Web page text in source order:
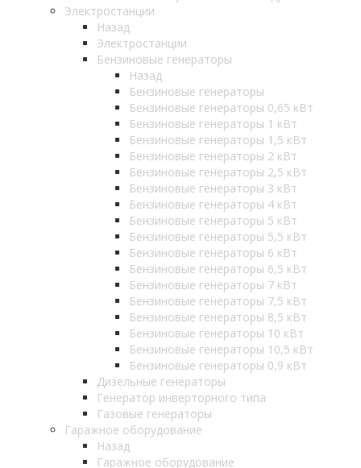
Электростанции
Назад
Электростанции
Бензиновые генераторы
Назад
Бензиновые генераторы
Бензиновые генераторы 0,65 кВт
Бензиновые генераторы 1 кВт
Бензиновые генераторы 1,5 кВт
Бензиновые генераторы 2 кВт
Бензиновые генераторы 2,5 кВт
Бензиновые генераторы 3 кВт
Бензиновые генераторы 4 кВт
Бензиновые генераторы 5 кВт
Бензиновые генераторы 5,5 кВт
Бензиновые генераторы 6 кВт
Бензиновые генераторы 6,5 кВт
Бензиновые генераторы 7 кВт
Бензиновые генераторы 7,5 кВт
Бензиновые генераторы 8,5 кВт
Бензиновые генераторы 10 кВт
Бензиновые генераторы 10,5 кВт
Бензиновые генераторы 0,9 кВт
Дизельные генераторы
Генератор инверторного типа
Газовые генераторы
Гаражное оборудование
Назад
Гаражное оборудование